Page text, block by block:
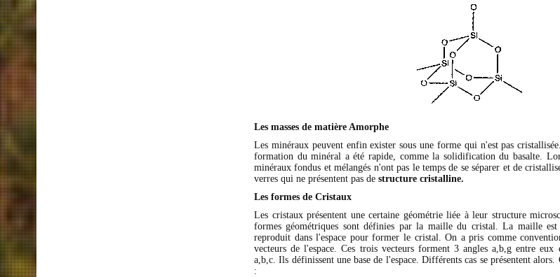
Les masses de matière Amorphe
Les minéraux peuvent enfin exister sous une forme qui n'est pas
formation du minéral a été rapide, comme la solidification du basalte.
minéraux fondus et mélangés n'ont pas le temps de se séparer et de
verres qui ne présentent pas de structure cristalline.
Les formes de Cristaux
Les cristaux présentent une certaine géométrie liée à leur structure
formes géométriques sont définies par la maille du cristal. La maille
reproduit dans l'espace pour former le cristal. On a pris comme
vecteurs de l'espace. Ces trois vecteurs forment 3 angles a,b,g entre eux
a,b,c. Ils définissent une base de l'espace. Différents cas se présentent alors.
: